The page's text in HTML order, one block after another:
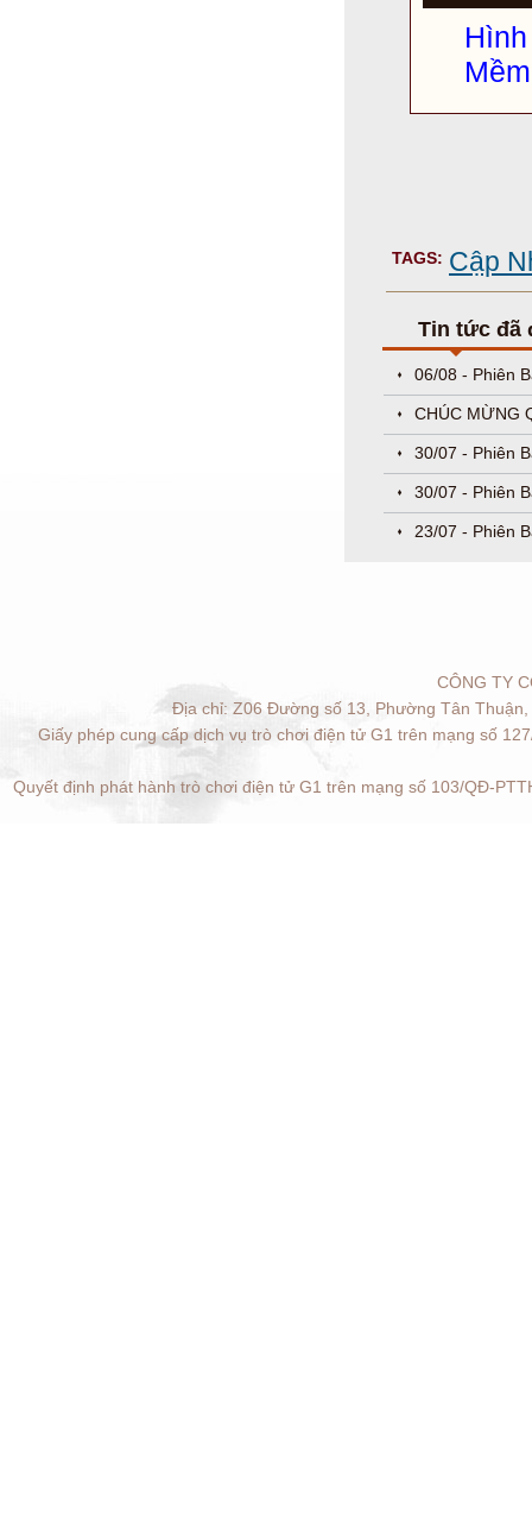
TAGS: Cập
Tin tức đã
06/08 - Phiên
CHÚC MỪNG
30/07 - Phiên
30/07 - Phiên
23/07 - Phiên
CÔNG TY
Địa chỉ: Z06 Đường số 13, Phường Tân
Giấy phép cung cấp dịch vụ trò chơi điện tử G1 trên mạng số
Quyết định phát hành trò chơi điện tử G1 trên mạng số 103/QĐ-